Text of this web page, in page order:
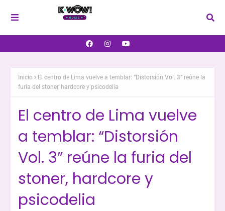
Inicio
El centro de Lima vuelve a temblar: “Distorsión Vol. 3” reúne la
furia del stoner, hardcore y psicodelia
El centro de Lima vuelve
a temblar: “Distorsión
Vol. 3” reúne la furia del
stoner, hardcore y
psicodelia